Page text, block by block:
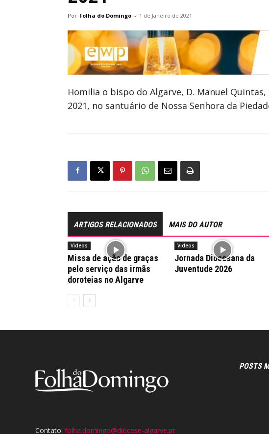
Por Folha do Domingo - 1 de Janeiro de 2021
Homilia o bispo do Algarve, D. Manuel
2021, no santuário de Nossa Senhora da
ARTIGOS RELACIONADOS MAIS DO AUTOR
Videos
Missa de ação de graças
pelo serviço das irmãs
doroteias no Algarve
Videos
Jornada Diocesana da
Juventude 2026
Contato: folha.domingo@diocese-algarve.pt
POSTS